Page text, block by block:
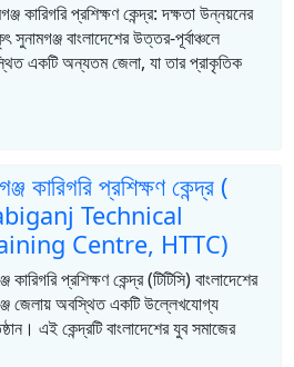
কারিগরি প্রশিক্ষণ কেন্দ্র: দক্ষতা উন্নয়নের
সুনামগঞ্জ বাংলাদেশের উত্তর-পূর্বাঞ্চলে
একটি অন্যতম জেলা, যা তার প্রাকৃতিক
কারিগরি প্রশিক্ষণ কেন্দ্র (
Technical
Centre, HTTC)
কারিগরি প্রশিক্ষণ কেন্দ্র (টিটিসি) বাংলাদেশের
জেলায় অবস্থিত একটি উল্লেখযোগ্য
এই কেন্দ্রটি বাংলাদেশের যুব সমাজের